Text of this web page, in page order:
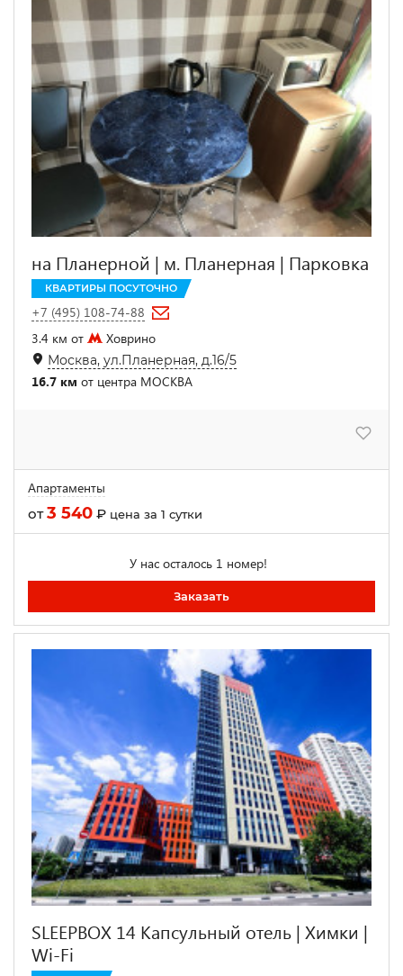
на Планерной | м. Планерная | Парковка
КВАРТИРЫ ПОСУТОЧНО
+7 (495) 108-74-88
3.4 км от
Ховрино
Москва, ул.Планерная, д.16/5
16.7 км от центра МОСКВА
Апартаменты
от3 540 ₽ цена за 1 сутки
У нас осталось 1 номер!
Заказать
SLEEPBOX 14 Капсульный отель | Химки |
Wi-Fi